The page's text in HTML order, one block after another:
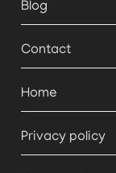
Blog
Contact
Home
Privacy policy